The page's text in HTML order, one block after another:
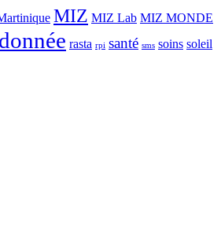
MIZ MIZ Lab MIZ MONDE
rasta rpi santé sms soins soleil